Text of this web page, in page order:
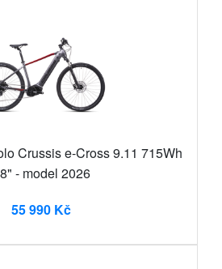
Crussis e-Cross 9.11 715Wh
- model 2026
55 990 Kč